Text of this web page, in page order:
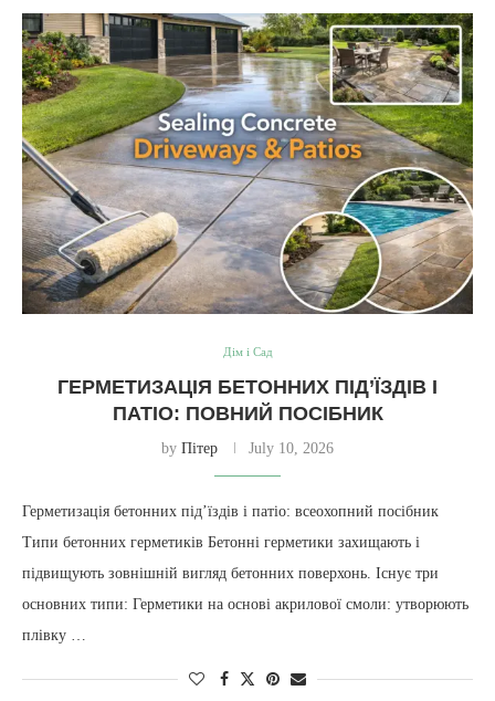
Дім і Сад
ГЕРМЕТИЗАЦІЯ БЕТОННИХ ПІД’ЇЗДІВ І
ПАТІО: ПОВНИЙ ПОСІБНИК
by Пітер July 10, 2026
Герметизація бетонних під’їздів і патіо: всеохопний посібник
Типи бетонних герметиків Бетонні герметики захищають і
підвищують зовнішній вигляд бетонних поверхонь. Існує три
основних типи: Герметики на основі акрилової смоли: утворюють
плівку …